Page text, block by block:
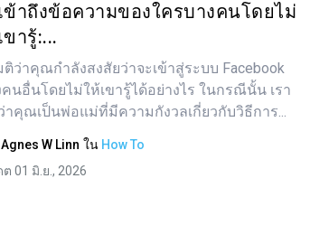
ความนี้
คัดลอกลิงก์
ข้าถึงข้อความของใครบางคนโดยไม่
ขารู้:...
ว่าคุณกำลังสงสัยว่าจะเข้าสู่ระบบ Facebook
นอื่นโดยไม่ให้เขารู้ได้อย่างไร ในกรณีนั้น เรา
าคุณเป็นพ่อแม่ที่มีความกังวลเกี่ยวกับวิธีการ...
Agnes W Linn ใน How To
ต 01 มิ.ย., 2026